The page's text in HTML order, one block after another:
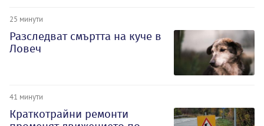
25 минути
Разследват смъртта на куче в
Ловеч
41 минути
Краткотрайни ремонти